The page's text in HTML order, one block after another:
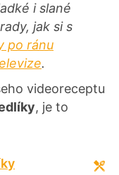
i slané
jak si s
po ránu
.
videoreceptu
, je to